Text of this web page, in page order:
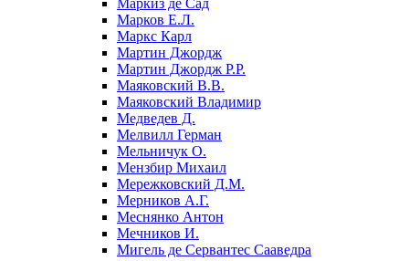
Маркиз де Сад
Марков Е.Л.
Маркс Карл
Мартин Джордж
Мартин Джордж Р.Р.
Маяковский В.В.
Маяковский Владимир
Медведев Д.
Мелвилл Герман
Мельничук О.
Мензбир Михаил
Мережковский Д.М.
Мерников А.Г.
Меснянко Антон
Мечников И.
Мигель де Сервантес Сааведра